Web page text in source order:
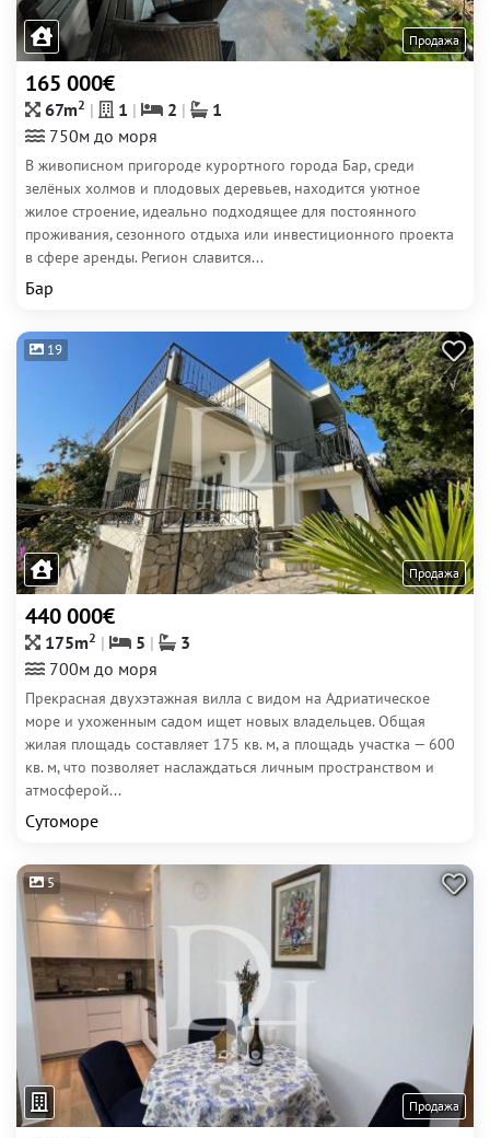
Продажа
165 000€
67m2 1 2
1
750м до моря
В живописном пригороде курортного города Бар, среди
зелёных холмов и плодовых деревьев, находится уютное
жилое строение, идеально подходящее для постоянного
проживания, сезонного отдыха или инвестиционного проекта
в сфере аренды. Регион славится...
Бар
19
Продажа
440 000€
175m2 5
3
700м до моря
Прекрасная двухэтажная вилла с видом на Адриатическое
море и ухоженным садом ищет новых владельцев. Общая
жилая площадь составляет 175 кв. м, а площадь участка — 600
кв. м, что позволяет наслаждаться личным пространством и
атмосферой...
Сутоморе
5
Продажа